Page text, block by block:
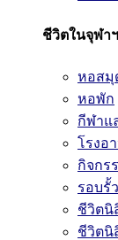
ชีวิตในจุฬาฯ
หอสมุ
หอพัก
กีฬาแ
โรงอ
กิจกร
รอบรั้
ชีวิตนิ
ชีวิตนิ